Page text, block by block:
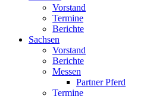
Vorstand
Termine
Berichte
Sachsen
Vorstand
Berichte
Messen
Partner Pferd
Termine